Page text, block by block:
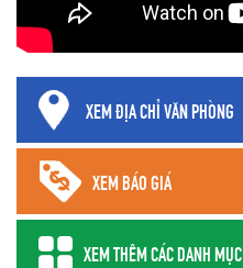
XEM ĐỊA CHỈ VĂN PHÒNG
XEM BÁO GIÁ
XEM THÊM CÁC DANH MỤC